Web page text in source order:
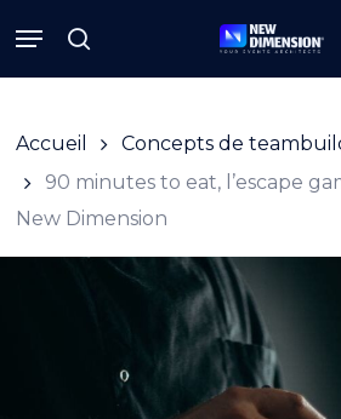
to
main
search
Menu
Cart
Accueil
Concepts de
90 minutes to eat, l’escape
New Dimension